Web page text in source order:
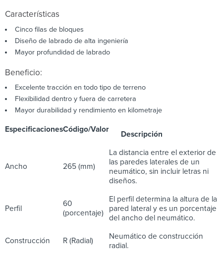
Características
Cinco filas de bloques
Diseño de labrado de alta ingeniería
Mayor profundidad de labrado
Beneficio:
Excelente tracción en todo tipo de terreno
Flexibilidad dentro y fuera de carretera
Mayor durabilidad y rendimiento en kilometraje
EspecificacionesCódigo/Valor
Descripción
Ancho 265 (mm)
La distancia entre el exterior de
las paredes laterales de un
neumático, sin incluir letras ni
diseños.
Perfil
60
(porcentaje)
El perfil determina la altura de la
pared lateral y es un porcentaje
del ancho del neumático.
Construcción R (Radial)
Neumático de construcción
radial.